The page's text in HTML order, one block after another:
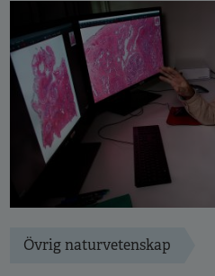
Övrig naturvetenskap